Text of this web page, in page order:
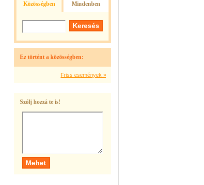
Közösségben Mindenben
Ez történt a közösségben:
Friss események »
Szólj hozzá te is!